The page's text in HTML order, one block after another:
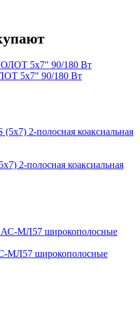
5x7" 90/180 Вт
2-полосная коаксиальная
широкополосные